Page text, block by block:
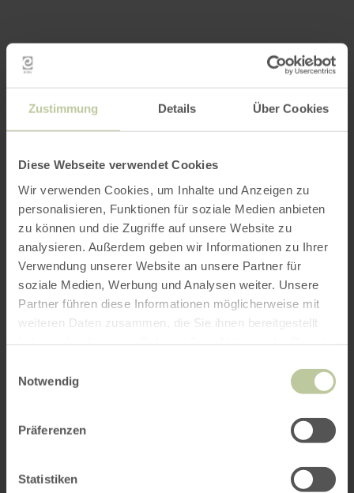
Zustimmung Details Über Cookies
Diese Webseite verwendet Cookies
Wir verwenden Cookies, um Inhalte und Anzeigen zu
personalisieren, Funktionen für soziale Medien anbieten
zu können und die Zugriffe auf unsere Website zu
analysieren. Außerdem geben wir Informationen zu Ihrer
Verwendung unserer Website an unsere Partner für
soziale Medien, Werbung und Analysen weiter. Unsere
Partner führen diese Informationen möglicherweise mit
weiteren Daten zusammen, die Sie ihnen bereitgestellt
Notwendig
Präferenzen
Statistiken